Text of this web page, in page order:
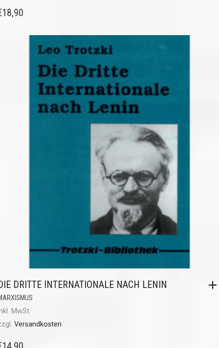
18,90
DRITTE INTERNATIONALE NACH LENIN
MwSt.
Versandkosten